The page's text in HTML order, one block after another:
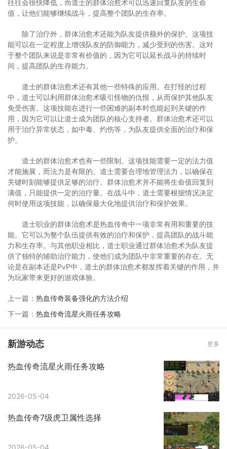
往往会很快降低，而道士的群体治愈术可以迅速回复队友的生命
值，让他们能够继续战斗，提高整个团队的生存率。
除了治疗外，群体治愈术还能为队友提供额外的保护。这项技
能可以在一定程度上增强队友的防御能力，减少受到的伤害。这对
于整个团队来说是非常有价值的，因为它可以延长战斗的持续时
间，提高团队的生存能力。
道士的群体治愈术还有其他一些特殊的应用。在打怪的过程
中，道士可以利用群体治愈术吸引怪物的仇恨，从而保护其他队友
免受伤害。这项技能在进行一些困难的副本时也能起到关键的作
用，因为它可以让道士成为团队的核心支持者。群体治愈术还可以
用于治疗异常状态，如中毒、灼伤等，为队友提供全面的治疗和保
护。
道士的群体治愈术也有一些限制。这项技能需要一定的法力值
才能施展，而法力是有限的。道士需要合理地管理法力，以确保在
关键时刻能够提供足够的治疗。群体治愈术并不能将生命值回复到
满值，只能提供一定的治疗量。在战斗中，道士需要根据情况决定
何时使用这项技能，以确保最大化地提供治疗和保护效果。
道士职业的群体治愈术是热血传奇中一项非常有用和重要的技
能。它可以为整个队伍提供有效的治疗和保护，提高团队的战斗能
力和生存率。与其他职业相比，道士职业通过群体治愈术为队友提
供了独特的辅助治疗能力，使他们成为团队中非常重要的存在。无
论是在副本还是PvP中，道士的群体治愈术都发挥着关键的作用，并
为玩家带来更好的游戏体验。
上一篇： 热血传奇装备强化的方法介绍
下一篇： 热血传奇流星火雨任务攻略
新游动态 更多
热血传奇流星火雨任务攻略
2026-05-04
热血传奇7级虎卫属性选择
2026-05-04